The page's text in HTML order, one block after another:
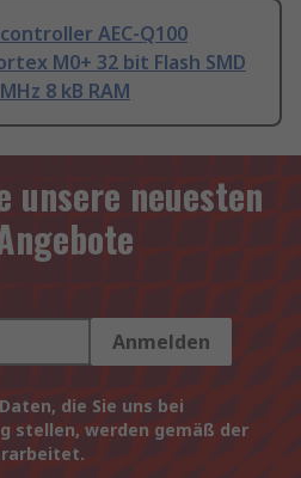
AEC-Q100
M0+ 32 bit Flash SMD
8 kB RAM
unsere neuesten
Anmelden
die Sie uns bei
stellen, werden gemäß der